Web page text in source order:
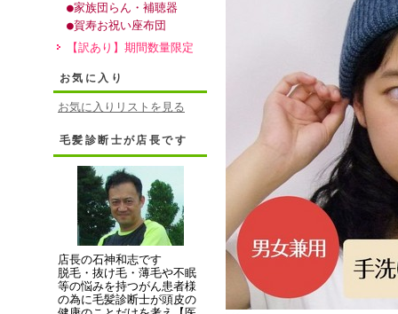
●家族団らん・補聴器
●賀寿お祝い座布団
【訳あり】期間数量限定
お気に入り
お気に入りリストを見る
毛髪診断士が店長です
店長の石神和志です
脱毛・抜け毛・薄毛や不眠
等の悩みを持つがん患者様
の為に毛髪診断士が頭皮の